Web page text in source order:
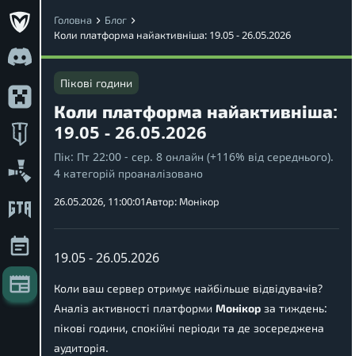
Головна
Блог
Коли платформа найактивніша: 19.05 - 26.05.2026
Пікові години
Коли платформа найактивніша:
19.05 - 26.05.2026
Пік: Пт 22:00 - сер. 8 онлайн (+116% від середнього).
4 категорій проаналізовано
26.05.2026, 11:00:01Автор: Монікор
19.05 - 26.05.2026
Коли ваш сервер отримує найбільше відвідувачів?
Аналіз активності платформи Монікор за тиждень:
пікові години, спокійні періоди та де зосереджена
аудиторія.